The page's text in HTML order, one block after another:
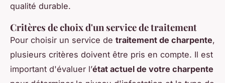
qualité durable.
Critères de choix d'un service de traitement
Pour choisir un service de traitement de charpente,
plusieurs critères doivent être pris en compte. Il est
important d'évaluer l’état actuel de votre charpente